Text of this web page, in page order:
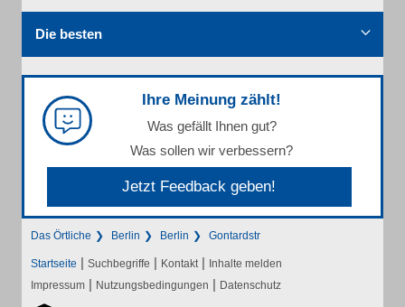
Die besten
Ihre Meinung zählt!
Was gefällt Ihnen gut?
Was sollen wir verbessern?
Jetzt Feedback geben!
Das Örtliche Berlin Berlin Gontardstr
Startseite | Suchbegriffe | Kontakt | Inhalte melden
Impressum | Nutzungsbedingungen | Datenschutz